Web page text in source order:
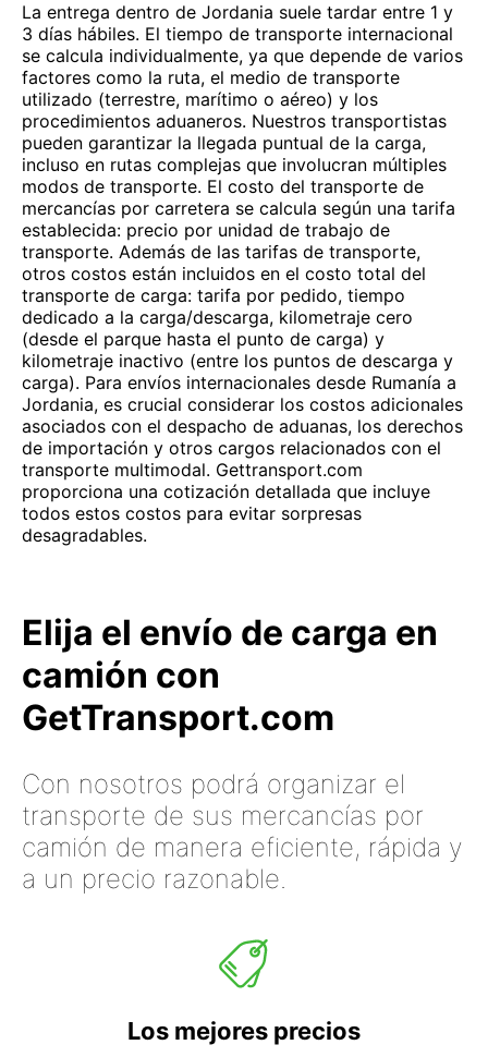
La entrega dentro de Jordania suele tardar entre 1 y
3 días hábiles. El tiempo de transporte internacional
se calcula individualmente, ya que depende de varios
factores como la ruta, el medio de transporte
utilizado (terrestre, marítimo o aéreo) y los
procedimientos aduaneros. Nuestros transportistas
pueden garantizar la llegada puntual de la carga,
incluso en rutas complejas que involucran múltiples
modos de transporte. El costo del transporte de
mercancías por carretera se calcula según una tarifa
establecida: precio por unidad de trabajo de
transporte. Además de las tarifas de transporte,
otros costos están incluidos en el costo total del
transporte de carga: tarifa por pedido, tiempo
dedicado a la carga/descarga, kilometraje cero
(desde el parque hasta el punto de carga) y
kilometraje inactivo (entre los puntos de descarga y
carga). Para envíos internacionales desde Rumanía a
Jordania, es crucial considerar los costos adicionales
asociados con el despacho de aduanas, los derechos
de importación y otros cargos relacionados con el
transporte multimodal. Gettransport.com
proporciona una cotización detallada que incluye
todos estos costos para evitar sorpresas
desagradables.
Elija el envío de carga en
camión con
GetTransport.com
Con nosotros podrá organizar el
transporte de sus mercancías por
camión de manera eficiente, rápida y
a un precio razonable.
Los mejores precios